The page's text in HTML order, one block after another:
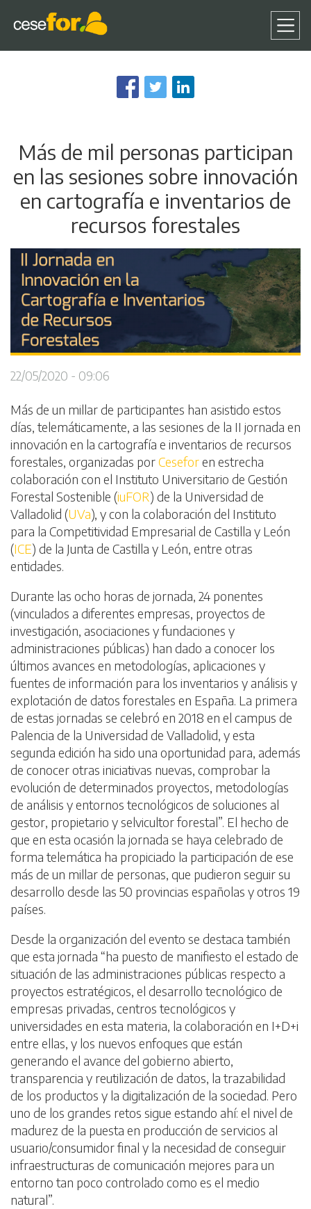
al
contenido
Más de mil personas participan
en las sesiones sobre innovación
en cartografía e inventarios de
recursos forestales
22/05/2020 - 09:06
Más de un millar de participantes han asistido estos
días, telemáticamente, a las sesiones de la II jornada en
innovación en la cartografía e inventarios de recursos
forestales, organizadas porCesefor en estrecha
colaboración con el Instituto Universitario de Gestión
Forestal Sostenible (iuFOR) de la Universidad de
Valladolid (UVa), y con la colaboración del Instituto
para la Competitividad Empresarial de Castilla y León
(ICE) de la Junta de Castilla y León, entre otras
entidades.
Durante las ocho horas de jornada, 24 ponentes
(vinculados a diferentes empresas, proyectos de
investigación, asociaciones y fundaciones y
administraciones públicas) han dado a conocer los
últimos avances en metodologías, aplicaciones y
fuentes de información para los inventarios y análisis y
explotación de datos forestales en España. La primera
de estas jornadas se celebró en 2018 en el campus de
Palencia de la Universidad de Valladolid, y esta
segunda edición ha sido una oportunidad para, además
de conocer otras iniciativas nuevas, comprobar la
evolución de determinados proyectos, metodologías
de análisis y entornos tecnológicos de soluciones al
gestor, propietario y selvicultor forestal”. El hecho de
que en esta ocasión la jornada se haya celebrado de
forma telemática ha propiciado la participación de ese
más de un millar de personas, que pudieron seguir su
desarrollo desde las 50 provincias españolas y otros 19
países.
Desde la organización del evento se destaca también
que esta jornada “ha puesto de manifiesto el estado de
situación de las administraciones públicas respecto a
proyectos estratégicos, el desarrollo tecnológico de
empresas privadas, centros tecnológicos y
universidades en esta materia, la colaboración en I+D+i
entre ellas, y los nuevos enfoques que están
generando el avance del gobierno abierto,
transparencia y reutilización de datos, la trazabilidad
de los productos y la digitalización de la sociedad. Pero
uno de los grandes retos sigue estando ahí: el nivel de
madurez de la puesta en producción de servicios al
usuario/consumidor final y la necesidad de conseguir
infraestructuras de comunicación mejores para un
entorno tan poco controlado como es el medio
natural”.